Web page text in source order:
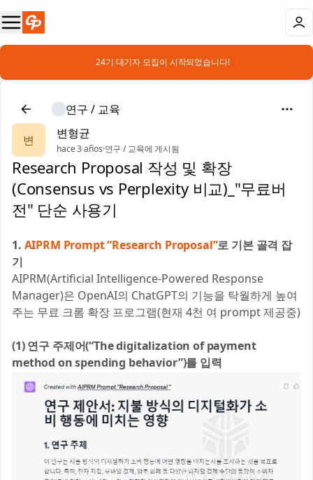
📣 24기 대기자 모집이 시작되었습니다!
연구 / 교육
변
변형균
hace 3 años·연구 / 교육에 게시됨
Research Proposal 작성 및 확장
(Consensus vs Perplexity 비교)_"무료버
전" 단순 사용기
1. AIPRM Prompt “Research Proposal”로 기본 골격 잡
기
AIPRM(Artificial Intelligence-Powered Response
Manager)은 OpenAI의 ChatGPT의 기능을 탁월하게 높여
주는 무료 크롬 확장 프로그램(현재 4천 여 prompt 제공중)
(1) 연구 주제어(“The digitalization of payment
method on spending behavior”)를 입력